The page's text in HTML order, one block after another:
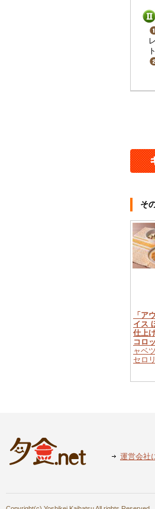
そ
「ア
イス
仕上
コロ
ャベ
セロ
運営会社